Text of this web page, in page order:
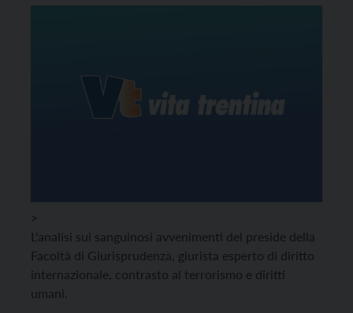
>
L'analisi sui sanguinosi avvenimenti del preside della
Facoltà di Giurisprudenza, giurista esperto di diritto
internazionale, contrasto al terrorismo e diritti
umani.